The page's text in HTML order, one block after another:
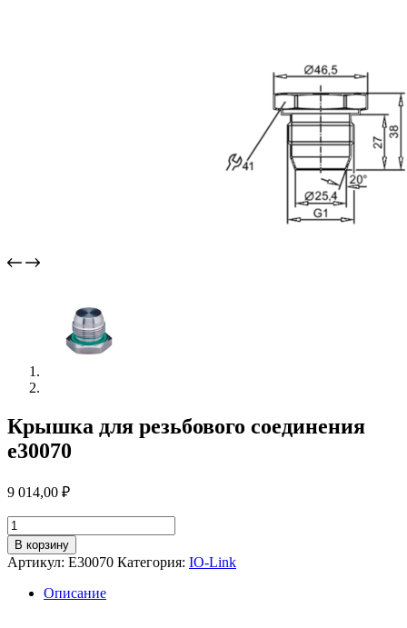
Крышка для резьбового соединения
e30070
9 014,00 ₽
Количество
товара
Крышка
для
резьбового
соединения
В корзину
Артикул: E30070 Категория: IO-Link
Описание